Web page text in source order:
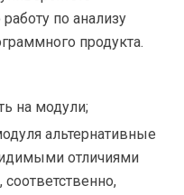
по анализу
продукта.
на модули;
альтернативные
отличиями